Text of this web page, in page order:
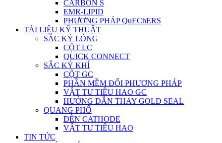
CARBON S
EMR-LIPID
PHƯƠNG PHÁP QuEChERS
TÀI LIỆU KỸ THUẬT
SẮC KÝ LỎNG
CỘT LC
QUICK CONNECT
SẮC KÝ KHÍ
CỘT GC
PHẦN MỀM ĐỔI PHƯƠNG PHÁP
VẬT TƯ TIÊU HAO GC
HƯỚNG DẪN THAY GOLD SEAL
QUANG PHỔ
ĐÈN CATHODE
VẬT TƯ TIÊU HAO
TIN TỨC